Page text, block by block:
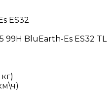
ES32
99H BluEarth-Es ES32 TL